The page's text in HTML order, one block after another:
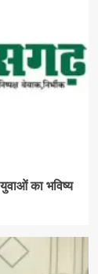
का भविष्य